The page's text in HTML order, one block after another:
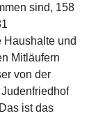
sind, 158
Haushalte und
Mitläufern
von der
ist das